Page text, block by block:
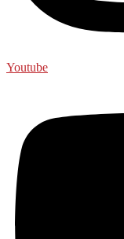
Youtube